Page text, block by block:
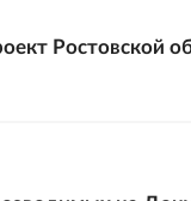
Ростовской